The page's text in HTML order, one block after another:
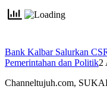
Bank Kalbar Salurkan
Pemerintahan dan Politik2
Channeltujuh.com,